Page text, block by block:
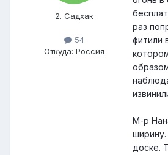
2. Садхак
54
Откуда: Россия
раз
фитили
М-р
ширину.
доске.